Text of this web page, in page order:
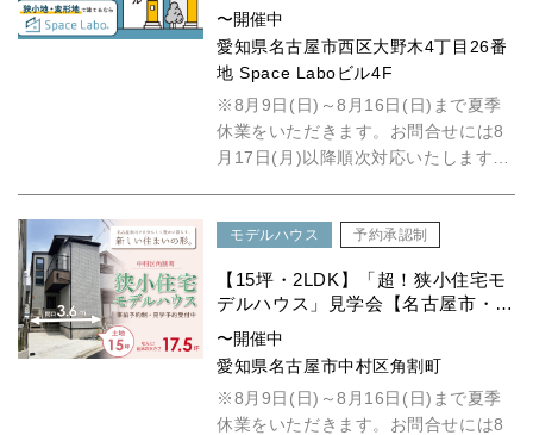
〜開催中
愛知県名古屋市西区大野木4丁目26番
地 Space Laboビル4F
※8月9日(日)～8月16日(日)まで夏季
休業をいただきます。お問合せには8
月17日(月)以降順次対応いたします。
モデルハウス 予約承認制
【15坪・2LDK】「超！狭小住宅モ
デルハウス」見学会【名古屋市・中
村区】
〜開催中
愛知県名古屋市中村区角割町
※8月9日(日)～8月16日(日)まで夏季
休業をいただきます。お問合せには8